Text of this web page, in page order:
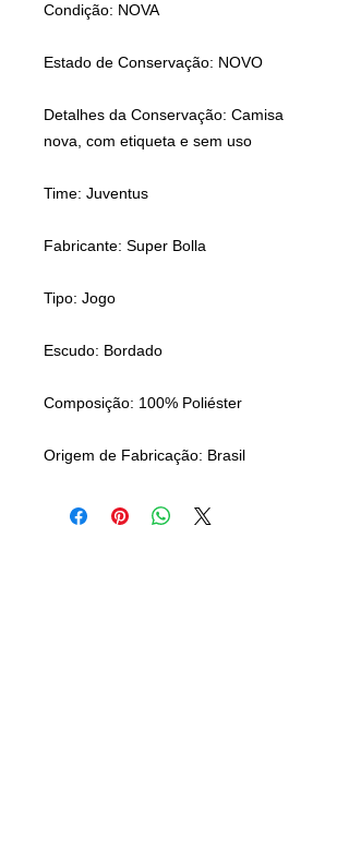
Condição: NOVA
Estado de Conservação: NOVO
Detalhes da Conservação: Camisa
nova, com etiqueta e sem uso
Time: Juventus
Fabricante: Super Bolla
Tipo: Jogo
Escudo: Bordado
Composição: 100% Poliéster
Origem de Fabricação: Brasil